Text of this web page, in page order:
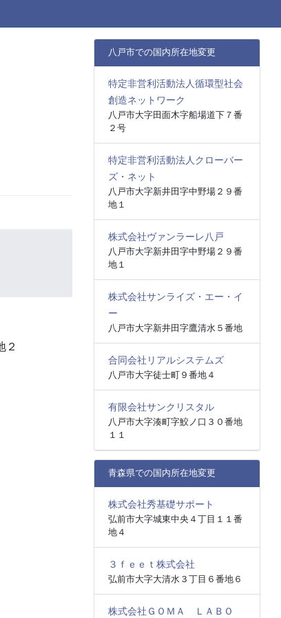
２
八戸市での国内所在地変更
特定非営利活動法人循環型社会
創造ネットワーク
八戸市大字田面木字船場道下７番
２号
特定非営利活動法人クローバー
ズ・ネット
八戸市大字新井田字中野場２９番
地１
株式会社ヴァンラーレ八戸
八戸市大字新井田字中野場２９番
地１
株式会社サンライズ・エー・イ
ー
八戸市大字新井田字鷹清水５番地
合同会社リアルシステムズ
八戸市大字徒士町９番地４
有限会社サンクリスタル
八戸市大字湊町字鮫ノ口３０番地
１１
青森県での国内所在地変更
株式会社秀基礎サポート
弘前市大字城東中央４丁目１１番
地４
３ｆｅｅｔ株式会社
弘前市大字大清水３丁目６番地６
株式会社ＧＯＭＡ ＬＡＢＯ